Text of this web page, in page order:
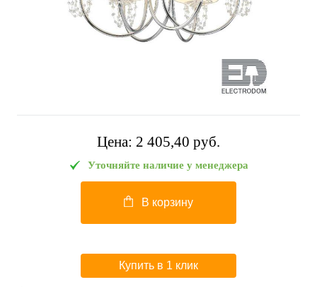
Цена: 2 405,40 pуб.
Уточняйте наличие у менеджера
В корзину
Купить в 1 клик